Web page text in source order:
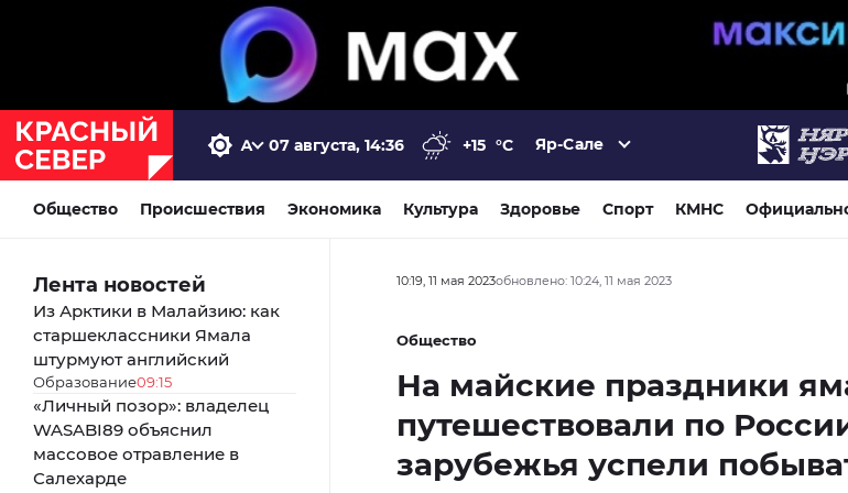
07 августа, 14:36 +15 °C Яр-Сале
Общество Происшествия Экономика Культура Здоровье Спорт КМНС
Лента новостей
Из Арктики в Малайзию: как
старшеклассники Ямала
штурмуют английский
Образование09:15
«Личный позор»: владелец
WASABI89 объяснил
массовое отравление в
Салехарде
10:19, 11 мая 2023обновлено: 10:24, 11 мая 2023
Общество
На майские праздники
путешествовали по
зарубежья успели